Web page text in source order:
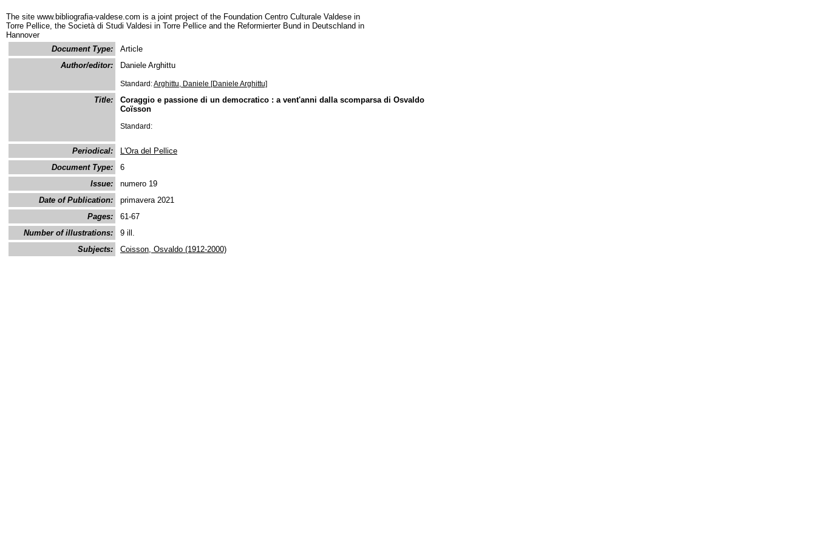
The site www.bibliografia-valdese.com is a joint project of the Foundation Centro Culturale Valdese in
Torre Pellice, the Società di Studi Valdesi in Torre Pellice and the Reformierter Bund in Deutschland in
Hannover
Document Type:
Article
Author/editor:
Daniele Arghittu
Standard:Arghittu, Daniele [Daniele Arghittu]
Title:
Coraggio e passione di un democratico : a vent'anni dalla scomparsa di Osvaldo
Coïsson
Standard:
Periodical:
L'Ora del Pellice
Document Type:
6
Issue:
numero 19
Date of Publication:
primavera 2021
Pages:
61-67
Number of illustrations:
9 ill.
Subjects:
Coisson, Osvaldo (1912-2000)